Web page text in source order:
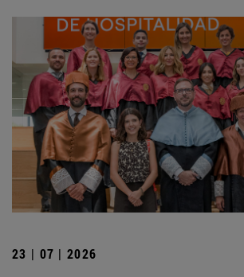
23 | 07 | 2026